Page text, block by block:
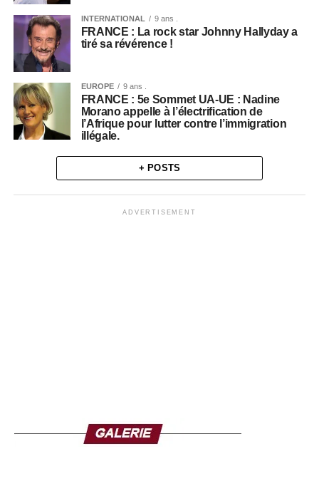
INTERNATIONAL 9 ans .
FRANCE : La rock star Johnny Hallyday a
tiré sa révérence !
EUROPE 9 ans .
FRANCE : 5e Sommet UA-UE : Nadine
Morano appelle à l’électrification de
l’Afrique pour lutter contre l’immigration
illégale.
+ POSTS
ADVERTISEMENT